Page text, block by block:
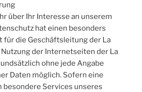
über Ihr Interesse an unserem
hat einen besonders
für die Geschäftsleitung der La
der Internetseiten der La
ohne jede Angabe
Daten möglich. Sofern eine
Services unseres